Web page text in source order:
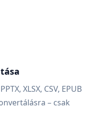
XLSX, CSV, EPUB
– csak